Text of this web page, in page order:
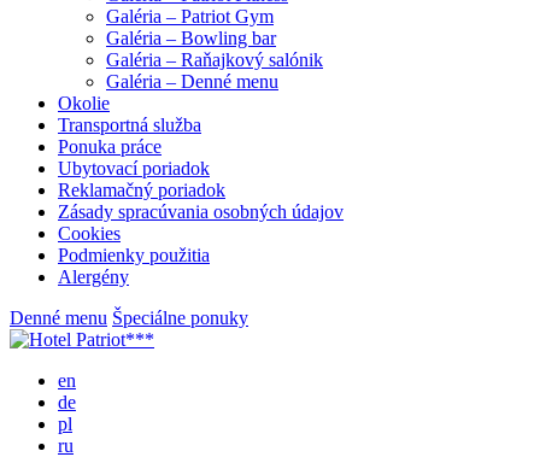
Galéria – Patriot Gym
Galéria – Bowling bar
Galéria – Raňajkový salónik
Galéria – Denné menu
Okolie
Transportná služba
Ponuka práce
Ubytovací poriadok
Reklamačný poriadok
Zásady spracúvania osobných údajov
Cookies
Podmienky použitia
Alergény
Denné menu Špeciálne ponuky
en
de
pl
ru